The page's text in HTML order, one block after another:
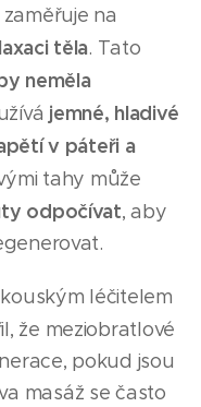
na
těla. Tato
neměla
jemné, hladivé
v páteři a
tahy může
odpočívat, aby
léčitelem
že meziobratlové
pokud jsou
masáž se často